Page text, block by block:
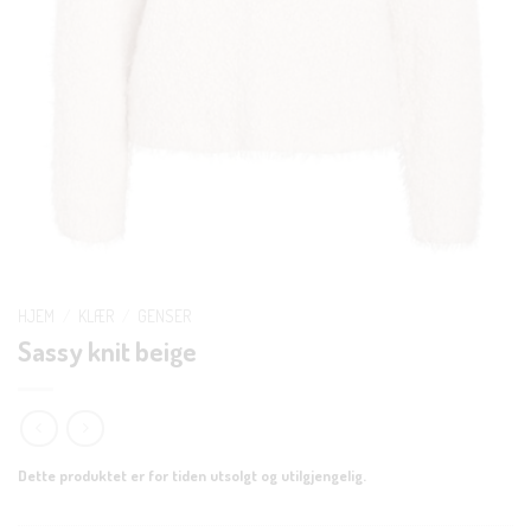
Sassy knit beige
Dette produktet er for tiden utsolgt og utilgjengelig.